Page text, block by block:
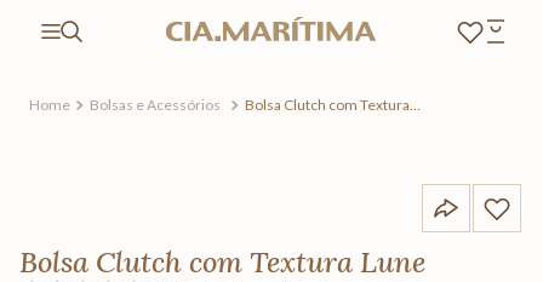
Bolsas e Acessórios
Bolsa Clutch com Textura
Bolsa Clutch com Textura Lune